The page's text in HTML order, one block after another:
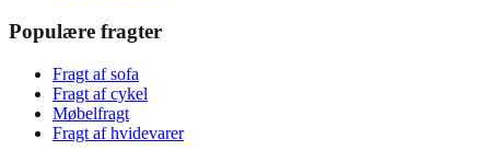
Populære fragter
Fragt af sofa
Fragt af cykel
Møbelfragt
Fragt af hvidevarer